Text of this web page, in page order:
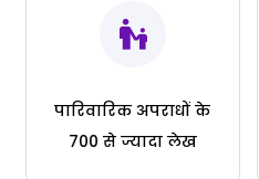
पारिवारिक अपराधों के
700 से ज्यादा लेख